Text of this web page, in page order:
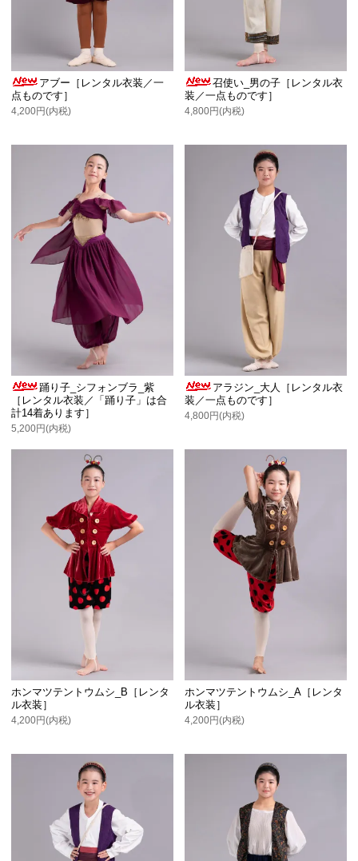
アブー［レンタル衣装／一
点ものです］
4,200円(内税)
召使い_男の子［レンタル衣
装／一点ものです］
4,800円(内税)
踊り子_シフォンブラ_紫
［レンタル衣装／「踊り子」は合
計14着あります］
5,200円(内税)
アラジン_大人［レンタル衣
装／一点ものです］
4,800円(内税)
ホンマツテントウムシ_B［レンタ
ル衣装］
4,200円(内税)
ホンマツテントウムシ_A［レンタ
ル衣装］
4,200円(内税)